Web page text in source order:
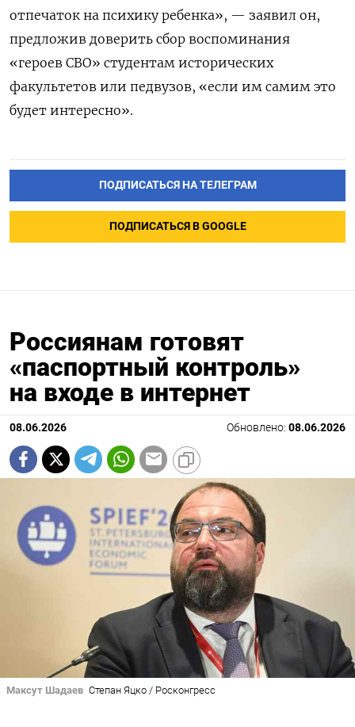
отпечаток на психику ребенка», — заявил он,
предложив доверить сбор воспоминания
«героев СВО» студентам исторических
факультетов или педвузов, «если им самим это
будет интересно».
ПОДПИСАТЬСЯ НА ТЕЛЕГРАМ
ПОДПИСАТЬСЯ В GOOGLE
Россиянам готовят
«паспортный контроль»
на входе в интернет
08.06.2026 Обновлено: 08.06.2026
Максут Шадаев Степан Яцко / Росконгресс